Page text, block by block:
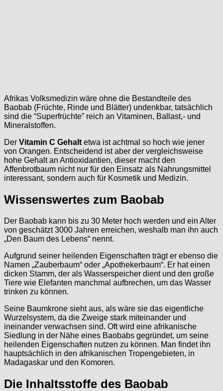
Afrikas Volksmedizin wäre ohne die Bestandteile des
Baobab (Früchte, Rinde und Blätter) undenkbar, tatsächlich
sind die “Superfrüchte” reich an Vitaminen, Ballast,- und
Mineralstoffen.
Der Vitamin C Gehalt etwa ist achtmal so hoch wie jener
von Orangen. Entscheidend ist aber der vergleichsweise
hohe Gehalt an Antioxidantien, dieser macht den
Affenbrotbaum nicht nur für den Einsatz als Nahrungsmittel
interessant, sondern auch für Kosmetik und Medizin.
Wissenswertes zum Baobab
Der Baobab kann bis zu 30 Meter hoch werden und ein Alter
von geschätzt 3000 Jahren erreichen, weshalb man ihn auch
„Den Baum des Lebens“ nennt.
Aufgrund seiner heilenden Eigenschaften trägt er ebenso die
Namen „Zauberbaum“ oder „Apothekerbaum“. Er hat einen
dicken Stamm, der als Wasserspeicher dient und den große
Tiere wie Elefanten manchmal aufbrechen, um das Wasser
trinken zu können.
Seine Baumkrone sieht aus, als wäre sie das eigentliche
Wurzelsystem, da die Zweige stark miteinander und
ineinander verwachsen sind. Oft wird eine afrikanische
Siedlung in der Nähe eines Baobabs gegründet, um seine
heilenden Eigenschaften nutzen zu können. Man findet ihn
hauptsächlich in den afrikanischen Tropengebieten, in
Madagaskar und den Komoren.
Die Inhaltsstoffe des Baobab